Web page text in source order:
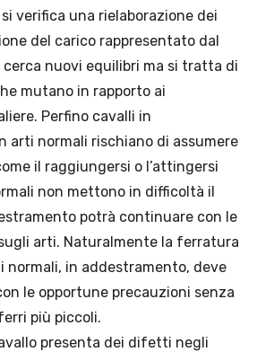
verifica una rielaborazione dei
del carico rappresentato dal
cerca nuovi equilibri ma si tratta di
mutano in rapporto ai
Perfino cavalli in
arti normali rischiano di assumere
il raggiungersi o l’attingersi
non mettono in difficoltà il
potrà continuare con le
arti. Naturalmente la ferratura
normali, in addestramento, deve
le opportune precauzioni senza
più piccoli.
presenta dei difetti negli